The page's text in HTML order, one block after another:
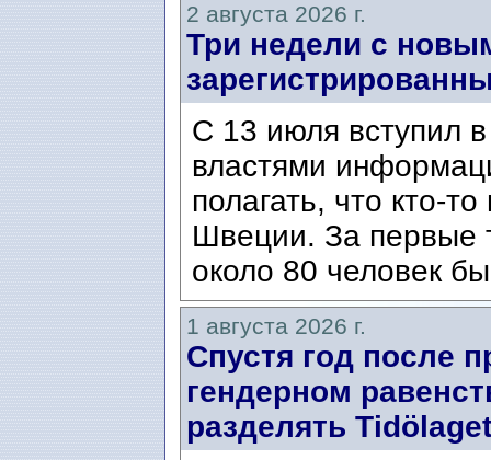
2 августа 2026 г.
Три недели с
С 13 июля вступил
властями
полагать, что кто-
Швеции. За первые
около 80 человек
1 августа 2026 г.
Спустя год после
гендерном
разделять